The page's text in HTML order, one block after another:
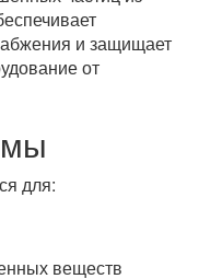
и защищает
от
для:
веществ